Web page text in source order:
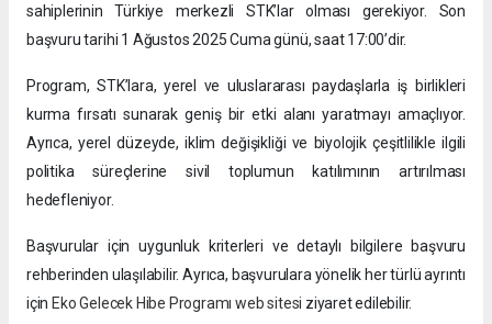
sahiplerinin Türkiye merkezli STK’lar olması gerekiyor. Son
başvuru tarihi 1 Ağustos 2025 Cuma günü, saat 17:00’dir.
Program, STK’lara, yerel ve uluslararası paydaşlarla iş birlikleri
kurma fırsatı sunarak geniş bir etki alanı yaratmayı amaçlıyor.
Ayrıca, yerel düzeyde, iklim değişikliği ve biyolojik çeşitlilikle ilgili
politika süreçlerine sivil toplumun katılımının artırılması
hedefleniyor.
Başvurular için uygunluk kriterleri ve detaylı bilgilere başvuru
rehberinden ulaşılabilir. Ayrıca, başvurulara yönelik her türlü ayrıntı
için Eko Gelecek Hibe Programı web sitesi ziyaret edilebilir.